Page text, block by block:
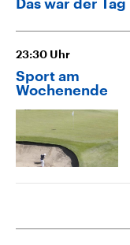
Das war der Tag
23:30 Uhr
Sport am
Wochenende